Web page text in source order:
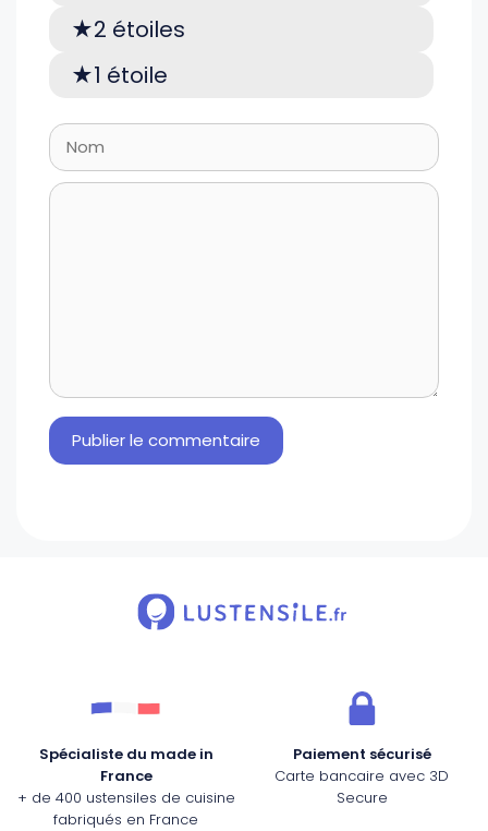
2 étoiles
1 étoile
Spécialiste du made in
France
+ de 400 ustensiles de cuisine
fabriqués en France
Paiement sécurisé
Carte bancaire avec 3D
Secure